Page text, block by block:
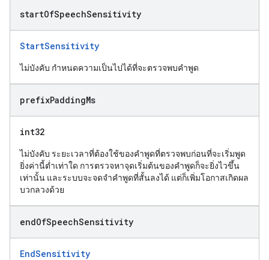
startOfSpeechSensitivity
StartSensitivity
ไม่บังคับ กำหนดความเป็นไปได้ที่จะตรวจพบคำพูด
prefixPaddingMs
int32
ไม่บังคับ ระยะเวลาที่ต้องใช้ของคำพูดที่ตรวจพบก่อนที่จะเริ่มพูด
ยิ่งค่านี้ต่ำเท่าใด การตรวจหาจุดเริ่มต้นของคำพูดก็จะยิ่งไวขึ้น
เท่านั้น และระบบจะจดจำคำพูดที่สั้นลงได้ แต่ก็เพิ่มโอกาสเกิดผล
บวกลวงด้วย
endOfSpeechSensitivity
EndSensitivity